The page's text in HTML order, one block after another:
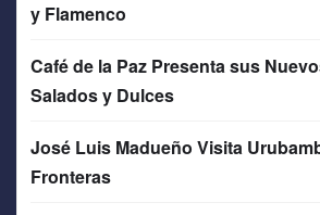
y Flamenco
Café de la Paz Presenta sus
Salados y Dulces
José Luis Madueño Visita
Fronteras